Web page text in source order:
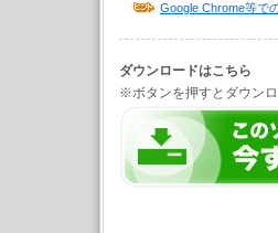
Google Chrome等で
ダウンロードはこちら
※ボタンを押すとダウンロ